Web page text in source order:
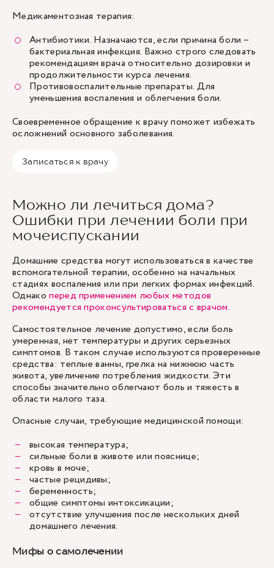
Медикаментозная терапия:
Антибиотики. Назначаются, если причина боли –
бактериальная инфекция. Важно строго следовать
рекомендациям врача относительно дозировки и
продолжительности курса лечения.
Противовоспалительные препараты. Для
уменьшения воспаления и облегчения боли.
Своевременное обращение к врачу поможет избежать
осложнений основного заболевания.
Записаться к врачу
Можно ли лечиться дома?
Ошибки при лечении боли при
мочеиспускании
Домашние средства могут использоваться в качестве
вспомогательной терапии, особенно на начальных
стадиях воспаления или при легких формах инфекций.
Однакоперед применением любых методов
рекомендуется проконсультироваться с врачом.
Самостоятельное лечение допустимо, если боль
умеренная, нет температуры и других серьезных
симптомов. В таком случае используются проверенные
средства: теплые ванны, грелка на нижнюю часть
живота, увеличение потребления жидкости. Эти
способы значительно облегчают боль и тяжесть в
области малого таза.
Опасные случаи, требующие медицинской помощи:
высокая температура;
сильные боли в животе или пояснице;
кровь в моче;
частые рецидивы;
беременность;
общие симптомы интоксикации;
отсутствие улучшения после нескольких дней
домашнего лечения.
Мифы о самолечении